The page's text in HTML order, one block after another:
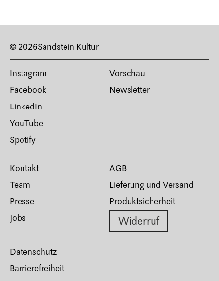
© 2026Sandstein Kultur
Instagram
Facebook
LinkedIn
YouTube
Spotify
Vorschau
Newsletter
Kontakt
Team
Presse
Jobs
AGB
Lieferung und Versand
Produktsicherheit
Widerruf
Datenschutz
Barrierefreiheit